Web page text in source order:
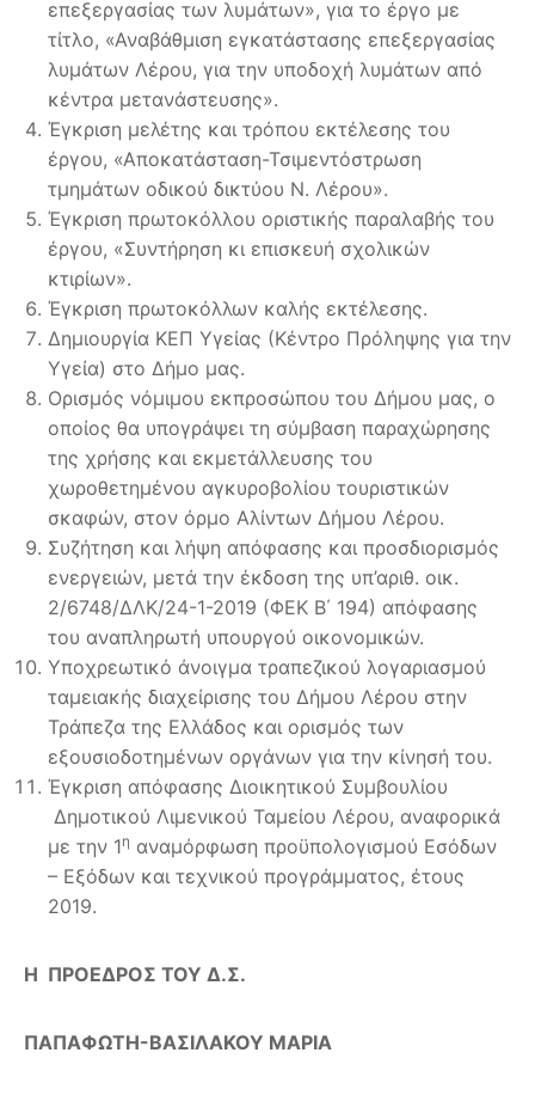
επεξεργασίας των λυμάτων», για το έργο με
τίτλο, «Αναβάθμιση εγκατάστασης επεξεργασίας
λυμάτων Λέρου, για την υποδοχή λυμάτων από
κέντρα μετανάστευσης».
Έγκριση μελέτης και τρόπου εκτέλεσης του
έργου, «Αποκατάσταση-Τσιμεντόστρωση
τμημάτων οδικού δικτύου Ν. Λέρου».
Έγκριση πρωτοκόλλου οριστικής παραλαβής του
έργου, «Συντήρηση κι επισκευή σχολικών
κτιρίων».
Έγκριση πρωτοκόλλων καλής εκτέλεσης.
Δημιουργία ΚΕΠ Υγείας (Κέντρο Πρόληψης για την
Υγεία) στο Δήμο μας.
Ορισμός νόμιμου εκπροσώπου του Δήμου μας, ο
οποίος θα υπογράψει τη σύμβαση παραχώρησης
της χρήσης και εκμετάλλευσης του
χωροθετημένου αγκυροβολίου τουριστικών
σκαφών, στον όρμο Αλίντων Δήμου Λέρου.
Συζήτηση και λήψη απόφασης και προσδιορισμός
ενεργειών, μετά την έκδοση της υπ’αριθ. οικ.
2/6748/ΔΛΚ/24-1-2019 (ΦΕΚ Β΄ 194) απόφασης
του αναπληρωτή υπουργού οικονομικών.
Υποχρεωτικό άνοιγμα τραπεζικού λογαριασμού
ταμειακής διαχείρισης του Δήμου Λέρου στην
Τράπεζα της Ελλάδος και ορισμός των
εξουσιοδοτημένων οργάνων για την κίνησή του.
Έγκριση απόφασης Διοικητικού Συμβουλίου
Δημοτικού Λιμενικού Ταμείου Λέρου, αναφορικά
με την 1η αναμόρφωση προϋπολογισμού Εσόδων
– Εξόδων και τεχνικού προγράμματος, έτους
2019.
Η ΠΡΟΕΔΡΟΣ ΤΟΥ Δ.Σ.
ΠΑΠΑΦΩΤΗ-ΒΑΣΙΛΑΚΟΥ ΜΑΡΙΑ